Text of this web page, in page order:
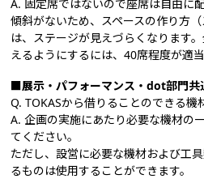
A. 固定席ではないので座席は自由に
傾斜がないため、スペースの作り方
は、ステージが見えづらくなります
えるようにするには、40席程度が適当
■展示・パフォーマンス・dot部門共
Q. TOKASから借りることのできる機
A. 企画の実施にあたり必要な機材の
てください。
ただし、設営に必要な機材および工
るものは使用することができます。